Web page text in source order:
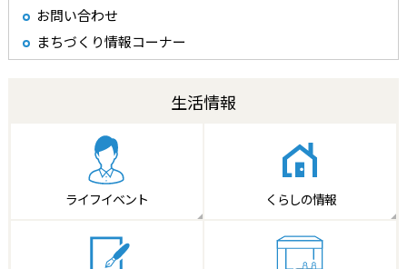
お問い合わせ
まちづくり情報コーナー
生活情報
ライフイベント くらしの情報